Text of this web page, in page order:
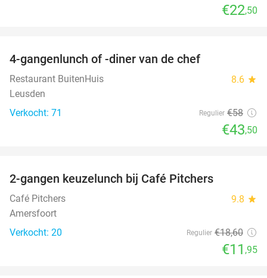
€22,50
4-gangenlunch of -diner van de chef
Restaurant BuitenHuis 8.6 star
Leusden
Verkocht: 71
Regulier €58
€43,50
2-gangen keuzelunch bij Café Pitchers
Café Pitchers 9.8 star
Amersfoort
Verkocht: 20
Regulier €18,60
€11 ,95